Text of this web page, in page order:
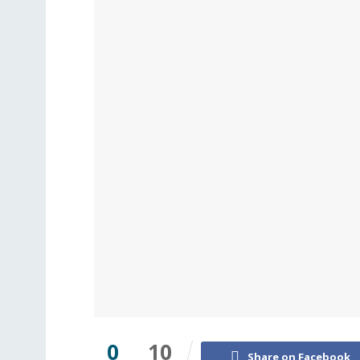
0 10 Share on Facebook